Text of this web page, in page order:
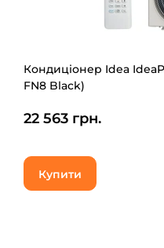
Кондиціонер Idea
FN8 Black)
22 563 грн.
Купити